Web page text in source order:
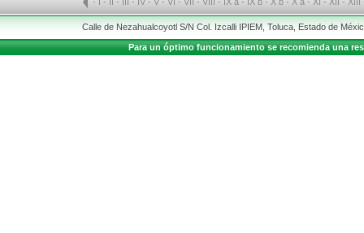
Calle de Nezahualcoyotl S/N Col. Izcalli IPIEM, Toluca, Estado de
Para un óptimo funcionamiento se recomienda una